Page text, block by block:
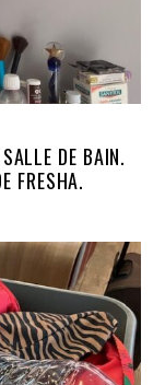
DE BAIN.
FRESHA.